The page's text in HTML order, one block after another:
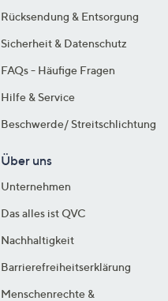
Rücksendung & Entsorgung
Sicherheit & Datenschutz
FAQs - Häufige Fragen
Hilfe & Service
Beschwerde/ Streitschlichtung
Über uns
Unternehmen
Das alles ist QVC
Nachhaltigkeit
Barrierefreiheitserklärung
Menschenrechte &